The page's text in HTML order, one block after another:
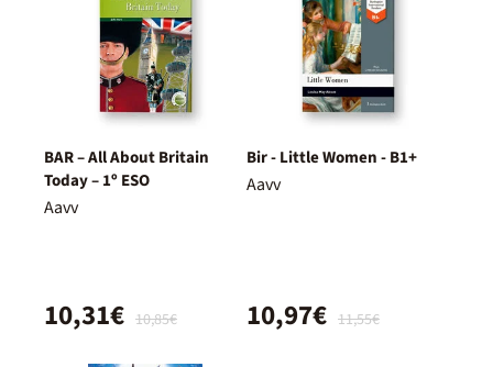
BAR – All About Britain
Today – 1º ESO
Aavv
10,85€
10,31€
Bir - Little Women - B1+
Aavv
11,55€
10,97€